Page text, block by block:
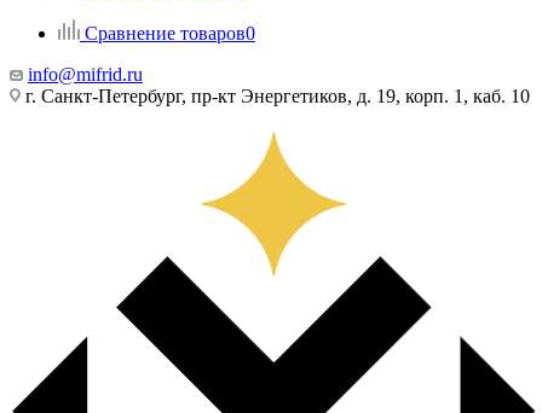
Сравнение товаров0
info@mifrid.ru
г. Санкт-Петербург, пр-кт Энергетиков, д. 19, корп. 1, каб. 10